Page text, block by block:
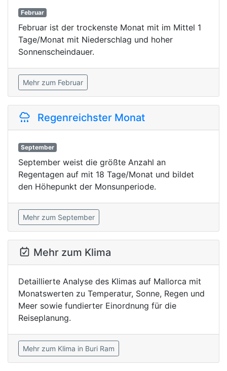
Februar
Februar ist der trockenste Monat mit im Mittel 1
Tage/Monat mit Niederschlag und hoher
Sonnenscheindauer.
Mehr zum Februar
Regenreichster Monat
September
September weist die größte Anzahl an
Regentagen auf mit 18 Tage/Monat und bildet
den Höhepunkt der Monsunperiode.
Mehr zum September
Mehr zum Klima
Detaillierte Analyse des Klimas auf Mallorca mit
Monatswerten zu Temperatur, Sonne, Regen und
Meer sowie fundierter Einordnung für die
Reiseplanung.
Mehr zum Klima in Buri Ram